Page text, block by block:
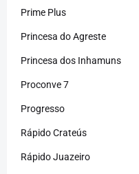
Prime Plus
Princesa do Agreste
Princesa dos Inhamuns
Proconve 7
Progresso
Rápido Crateús
Rápido Juazeiro